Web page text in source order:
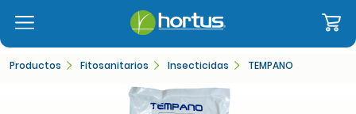
Productos Fitosanitarios Insecticidas TEMPANO